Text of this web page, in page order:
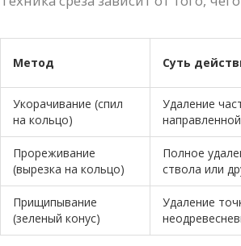
Метод Суть
Укорачивание (спил
на кольцо)
Удаление
Прореживание
(вырезка на кольцо)
Полное
ствола или
Прищипывание
(зеленый конус)
Удаление